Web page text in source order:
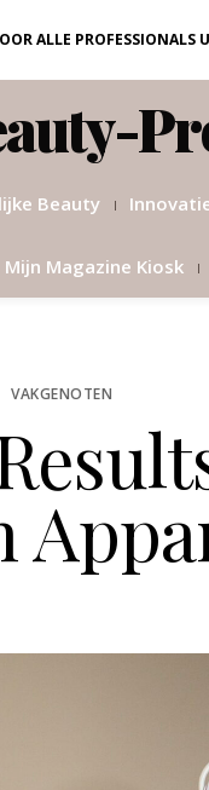
ALLE PROFESSIONALS
Beauty
Mijn Magazine Kiosk
VAKGENOTEN